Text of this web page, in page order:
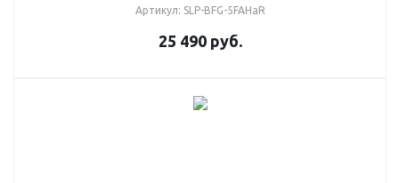
Артикул: SLP-BFG-5FAHaR
25 490 руб.